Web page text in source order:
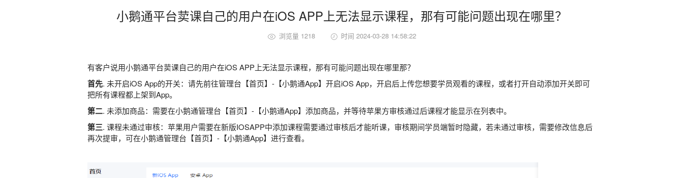
小鹅通平台荬课自己的用户在iOS APP上无法显示课程，那有可能问题出现在哪里？
浏览量 1218 时间 2024-03-28 14:58:22
有客户说用小鹅通平台荬课自己的用户在iOS APP上无法显示课程，那有可能问题出现在哪里那？
首先. 未开启iOS App的开关：请先前往管理台【首页】-【小鹅通App】开启iOS App，开启后上传您想要学员观看的课程，或者打开自动添加开关即可
把所有课程都上架到App。
第二. 未添加商品：需要在小鹅通管理台【首页】-【小鹅通App】添加商品，并等待苹果方审核通过后课程才能显示在列表中。
第三. 课程未通过审核：苹果用户需要在新版IOSAPP中添加课程需要通过审核后才能听课，审核期间学员端暂时隐藏，若未通过审核，需要修改信息后
再次提审，可在小鹅通管理台【首页】-【小鹅通App】进行查看。